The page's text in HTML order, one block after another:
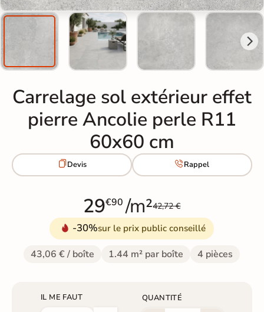
Carrelage sol extérieur effet
pierre Ancolie perle R11
60x60 cm
Devis Rappel
29€90 /m²42,72 €
-30%sur le prix public conseillé
43,06 € / boîte 1.44 m² par boîte 4 pièces
IL ME FAUT QUANTITÉ